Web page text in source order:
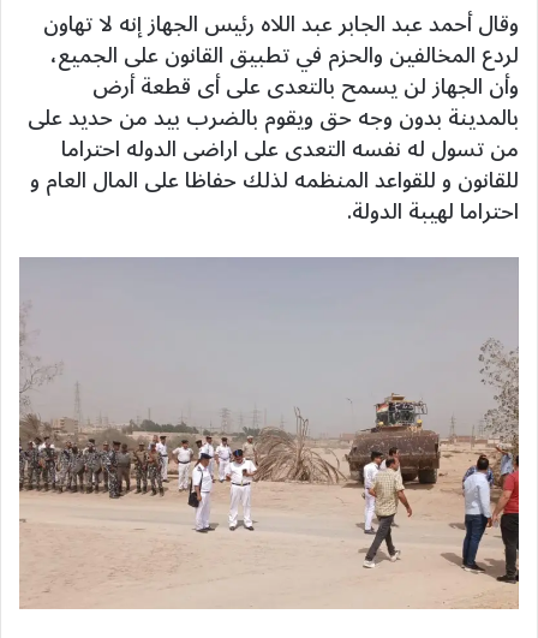
وقال أحمد عبد الجابر عبد اللاه رئيس الجهاز إنه لا تهاون
لردع المخالفين والحزم في تطبيق القانون على الجميع،
وأن الجهاز لن يسمح بالتعدى على أى قطعة أرض
بالمدينة بدون وجه حق ويقوم بالضرب بيد من حديد على
من تسول له نفسه التعدى على اراضى الدوله احتراما
للقانون و للقواعد المنظمه لذلك حفاظا على المال العام و
احتراما لهيبة الدولة.